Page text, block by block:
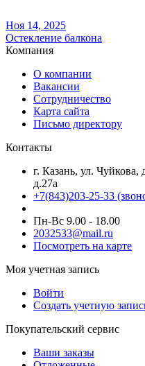
Ноя 14, 2025
Остекление балкона
Компания
О компании
Вакансии
Сотрудничество
Карта сайта
Письмо директору
Контакты
г. Казань, ул.
д.27а
+7(843)203-25-33
Пн-Вс 9.00 - 18.00
2032533@mail.ru
Посмотреть на карте
Моя учетная запись
Войти
Создать учетную
Покупательский сервис
Ваши заказы